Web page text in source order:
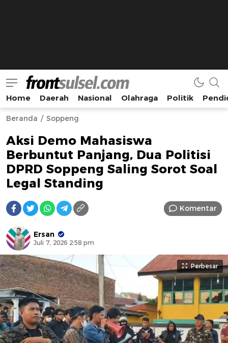
Frontsulsel.com
Terdepan Mengabarkan dari Sulawesi Selatan
Home Daerah Nasional Olahraga Politik
Beranda Soppeng
Aksi Demo Mahasiswa
Berbuntut Panjang, Dua Politisi
DPRD Soppeng Saling Sorot Soal
Legal Standing
Komentar
Ersan
Juli 7, 2026 2:58 pm
Perbesar